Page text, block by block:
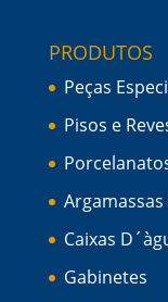
PRODUTOS
Peças
Pisos e
Caixas
Gabinetes